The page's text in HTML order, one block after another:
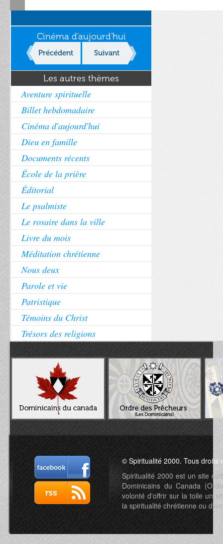
Cinéma d'aujourd'hui
Précédent Suivant
Les autres thèmes
Aventure spirituelle
Billet hebdomadaire
Cinéma d'aujourd'hui
Dieu en famille
Documents récents
École de la prière
Éditorial
Le psalmiste
Le rosaire dans la ville
Livre du mois
Méditation chrétienne
Nous deux
Parole et vie
Patristique
Témoins du Christ
Trésors des religions
© Spiritualité 2000. Tous droits
Spiritualité 2000 est un site
Dominicains du Canada
volonté d'offrir sur la toile un
la spiritualité chrétienne ou